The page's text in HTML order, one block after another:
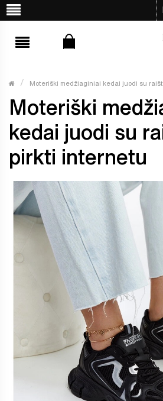
Moteriški medžiaginiai kedai juodi su
Moteriški
kedai juodi su
pirkti internetu